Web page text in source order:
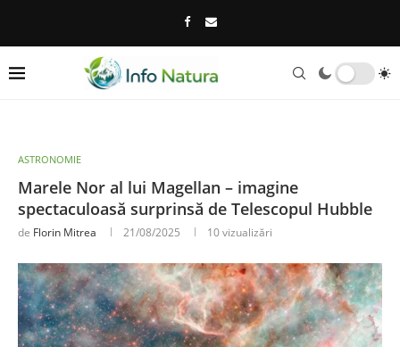
ASTRONOMIE
Marele Nor al lui Magellan – imagine
spectaculoasă surprinsă de Telescopul Hubble
de Florin Mitrea 21/08/2025 10vizualizări